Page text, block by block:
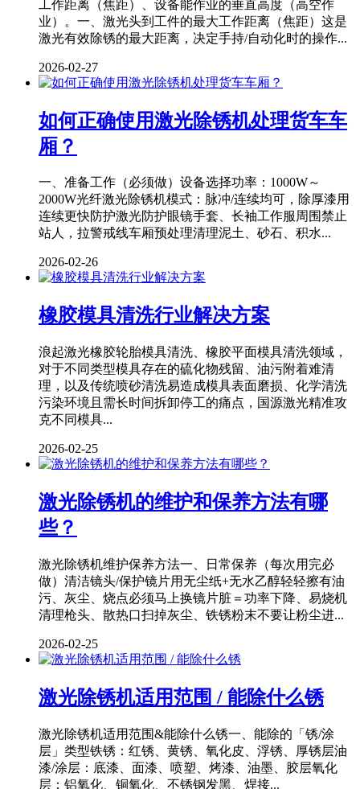
工作距离（焦距）、设备能作业的垂直高度（高空作
业）。一、激光头到工件的最大工作距离（焦距）这是
激光有效除锈的最大距离，决定手持/自动化时的操作...
2026-02-27
如何正确使用激光除锈机处理货车车
厢？
一、准备工作（必须做）设备选择功率：1000W～
2000W光纤激光除锈机模式：脉冲/连续均可，除厚漆用
连续更快防护激光防护眼镜手套、长袖工作服周围禁止
站人，拉警戒线车厢预处理清理泥土、砂石、积水...
2026-02-26
橡胶模具清洗行业解决方案
浪起激光橡胶轮胎模具清洗、橡胶平面模具清洗领域，
对于不同类型模具存在的硫化物残留、油污附着难清
理，以及传统喷砂清洗易造成模具表面磨损、化学清洗
污染环境且需长时间拆卸停工的痛点，国源激光精准攻
克不同模具...
2026-02-25
激光除锈机的维护和保养方法有哪
些？
激光除锈机维护保养方法一、日常保养（每次用完必
做）清洁镜头/保护镜片用无尘纸+无水乙醇轻轻擦有油
污、灰尘、烧点必须马上换镜片脏＝功率下降、易烧机
清理枪头、散热口扫掉灰尘、铁锈粉末不要让粉尘进...
2026-02-25
激光除锈机适用范围 / 能除什么锈
激光除锈机适用范围&能除什么锈一、能除的「锈/涂
层」类型铁锈：红锈、黄锈、氧化皮、浮锈、厚锈层油
漆/涂层：底漆、面漆、喷塑、烤漆、油墨、胶层氧化
层：铝氧化、铜氧化、不锈钢发黑、焊接...